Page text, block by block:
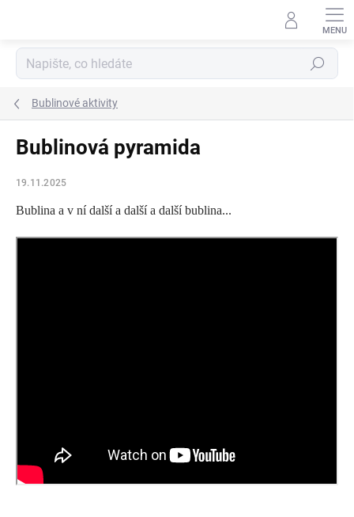
Hledat
Bublinové aktivity
Bublinová pyramida
19.11.2025
Bublina a v ní další a další a další bublina...